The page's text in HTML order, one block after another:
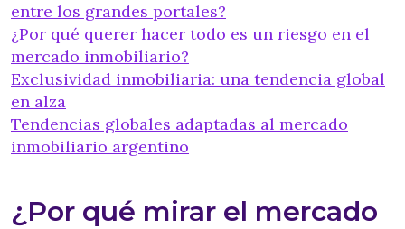
entre los grandes portales?
¿Por qué querer hacer todo es un riesgo en el
mercado inmobiliario?
Exclusividad inmobiliaria: una tendencia global
en alza
Tendencias globales adaptadas al mercado
inmobiliario argentino
¿Por qué mirar el mercado